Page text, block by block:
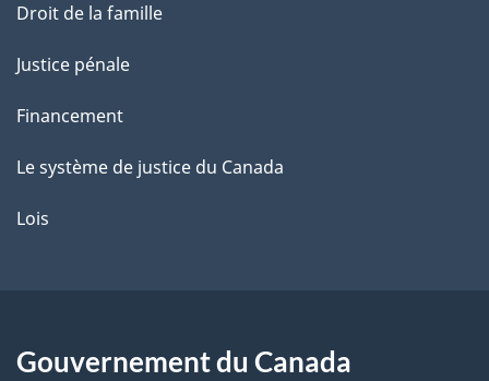
Droit de la famille
Justice pénale
Financement
Le système de justice du Canada
Lois
Gouvernement du Canada